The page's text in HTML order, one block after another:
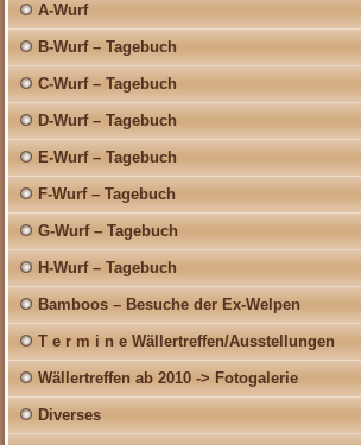
A-Wurf
B-Wurf – Tagebuch
C-Wurf – Tagebuch
D-Wurf – Tagebuch
E-Wurf – Tagebuch
F-Wurf – Tagebuch
G-Wurf – Tagebuch
H-Wurf – Tagebuch
Bamboos – Besuche der Ex-Welpen
T e r m i n e Wällertreffen/Ausstellungen
Wällertreffen ab 2010 -> Fotogalerie
Diverses